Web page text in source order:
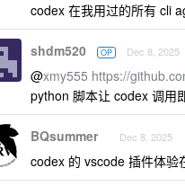
codex 在我用过的所有 cli
shdm520 OP Dec 8, 2025
@xmy555 https://
python 脚本让 codex 调用
BQsummer Dec 8, 2025
codex 的 vscode 插件体验